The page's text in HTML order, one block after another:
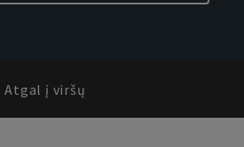
Atgal į viršų